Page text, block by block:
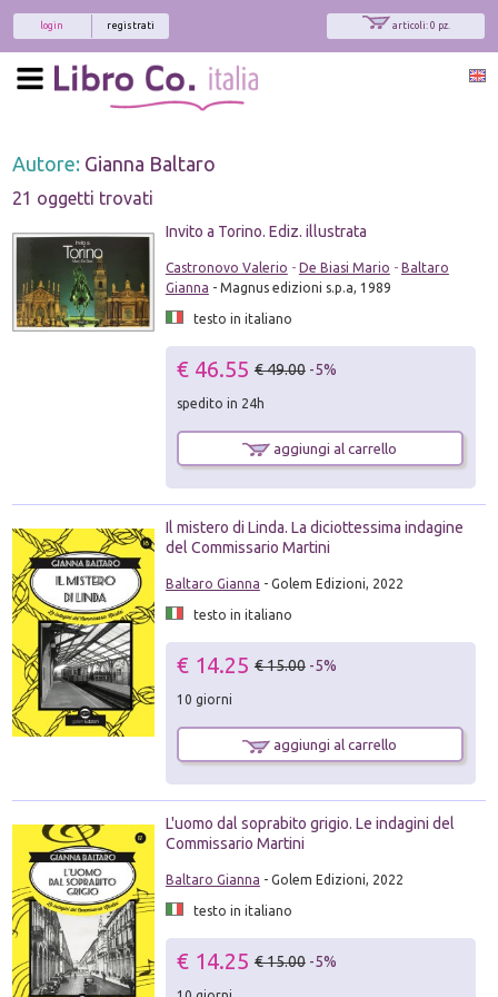
articoli: 0 pz.
registrati
login
Autore: Gianna Baltaro
21 oggetti trovati
Invito a Torino. Ediz. illustrata
Castronovo Valerio - De Biasi Mario - Baltaro
Gianna - Magnus edizioni s.p.a, 1989
testo in italiano
€ 46.55 € 49.00 -5%
spedito in 24h
aggiungi al carrello
Il mistero di Linda. La diciottessima indagine
del Commissario Martini
Baltaro Gianna - Golem Edizioni, 2022
testo in italiano
€ 14.25 € 15.00 -5%
10 giorni
aggiungi al carrello
L'uomo dal soprabito grigio. Le indagini del
Commissario Martini
Baltaro Gianna - Golem Edizioni, 2022
testo in italiano
€ 14.25 € 15.00 -5%